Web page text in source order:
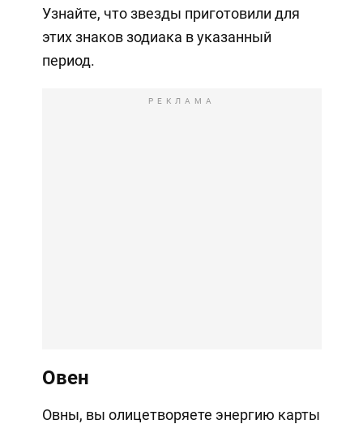
Узнайте, что звезды приготовили для
этих знаков зодиака в указанный
период.
РЕКЛАМА
Овен
Овны, вы олицетворяете энергию карты